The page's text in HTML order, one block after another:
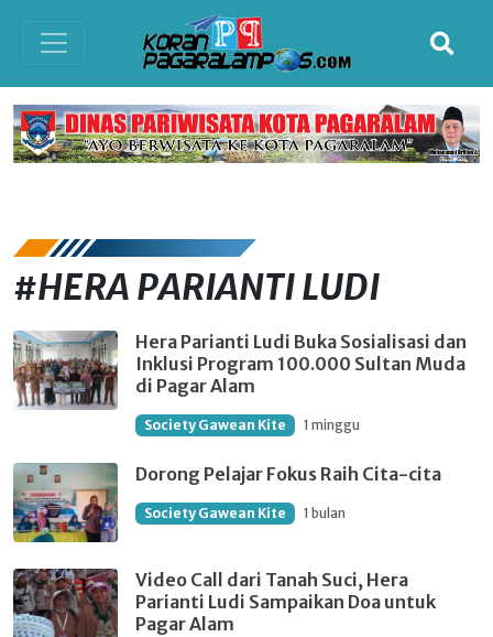
#HERA PARIANTI LUDI
Hera Parianti Ludi Buka Sosialisasi dan
Inklusi Program 100.000 Sultan Muda
di Pagar Alam
Society Gawean Kite 1 minggu
Dorong Pelajar Fokus Raih Cita-cita
Society Gawean Kite 1 bulan
Video Call dari Tanah Suci, Hera
Parianti Ludi Sampaikan Doa untuk
Pagar Alam